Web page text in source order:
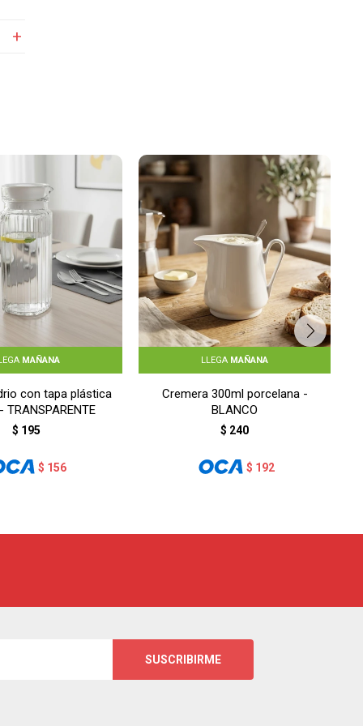
MAÑANA
con tapa plástica
TRANSPARENTE
$ 195
$ 156
LLEGA MAÑANA
Cremera 300ml porcelana -
BLANCO
$ 240
$ 192
SUSCRIBIRME